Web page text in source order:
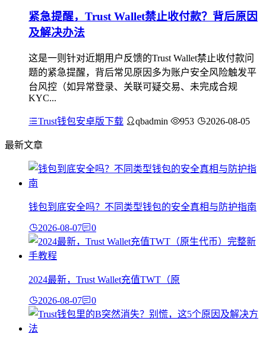
紧急提醒，Trust Wallet禁止收付款？背后原因
及解决办法
这是一则针对近期用户反馈的Trust Wallet禁止收付款问
题的紧急提醒，背后常见原因多为账户安全风险触发平
台风控（如异常登录、关联可疑交易、未完成合规
KYC...
Trust钱包安卓版下载 qbadmin 953 2026-08-05
最新文章
钱包到底安全吗？不同类型钱包的安全真相与防护指南
2026-08-07 0
2024最新，Trust Wallet充值TWT（原
2026-08-07 0